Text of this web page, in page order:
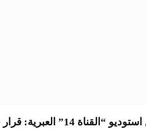
الهواء يطغى على إيران والانتخابات